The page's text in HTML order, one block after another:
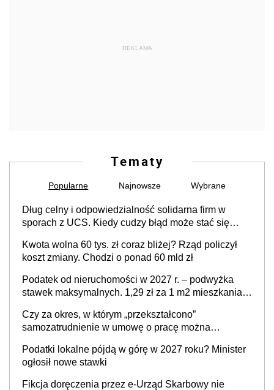
REKLAMA
Tematy
Popularne Najnowsze Wybrane
Dług celny i odpowiedzialność solidarna firm w
sporach z UCS. Kiedy cudzy błąd może stać się
Kwota wolna 60 tys. zł coraz bliżej? Rząd policzył
koszt zmiany. Chodzi o ponad 60 mld zł
Podatek od nieruchomości w 2027 r. – podwyżka
stawek maksymalnych. 1,29 zł za 1 m2 mieszkania,
prowadzeniem działalności gospodarczej
Czy za okres, w którym „przekształcono”
samozatrudnienie w umowę o pracę można
cywilnoprawnej jedynym racjonalnym wyjściem
Podatki lokalne pójdą w górę w 2027 roku? Minister
ogłosił nowe stawki
Fikcja doręczenia przez e-Urząd Skarbowy nie